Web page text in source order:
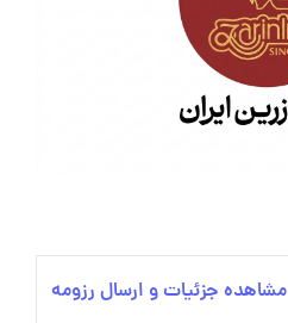
مشاهده جزئیات و ارسال رزومه